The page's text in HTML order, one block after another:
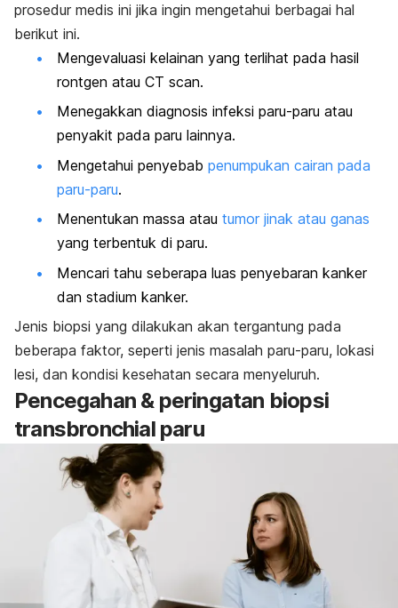
prosedur medis ini jika ingin mengetahui berbagai hal
berikut ini.
Mengevaluasi kelainan yang terlihat pada hasil
rontgen atau CT scan.
Menegakkan diagnosis infeksi paru-paru atau
penyakit pada paru lainnya.
Mengetahui penyebab penumpukan cairan pada
paru-paru.
Menentukan massa atau tumor jinak atau ganas
yang terbentuk di paru.
Mencari tahu seberapa luas penyebaran kanker
dan stadium kanker.
Jenis biopsi yang dilakukan akan tergantung pada
beberapa faktor, seperti jenis masalah paru-paru, lokasi
lesi, dan kondisi kesehatan secara menyeluruh.
Pencegahan & peringatan biopsi
transbronchial paru